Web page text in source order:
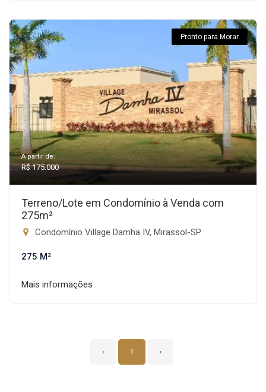
Pronto para Morar
A partir de:
R$ 175.000
Terreno/Lote em Condomínio à Venda com
275m²
Condomínio Village Damha IV, Mirassol-SP
275 M²
Mais informações
‹ 1 ›